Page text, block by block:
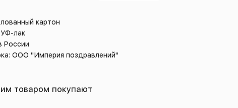
картон
УФ-лак
России
ООО "Империя поздравлений"
товаром покупают